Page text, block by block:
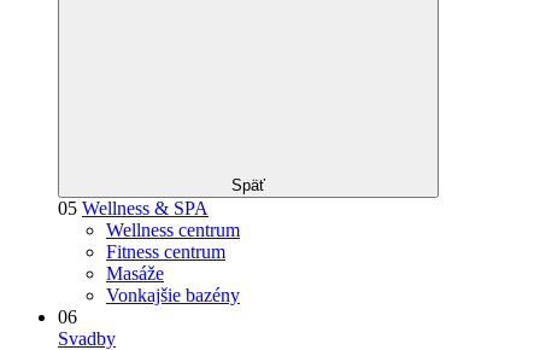
Späť
05 Wellness & SPA
Wellness centrum
Fitness centrum
Masáže
Vonkajšie bazény
06
Svadby